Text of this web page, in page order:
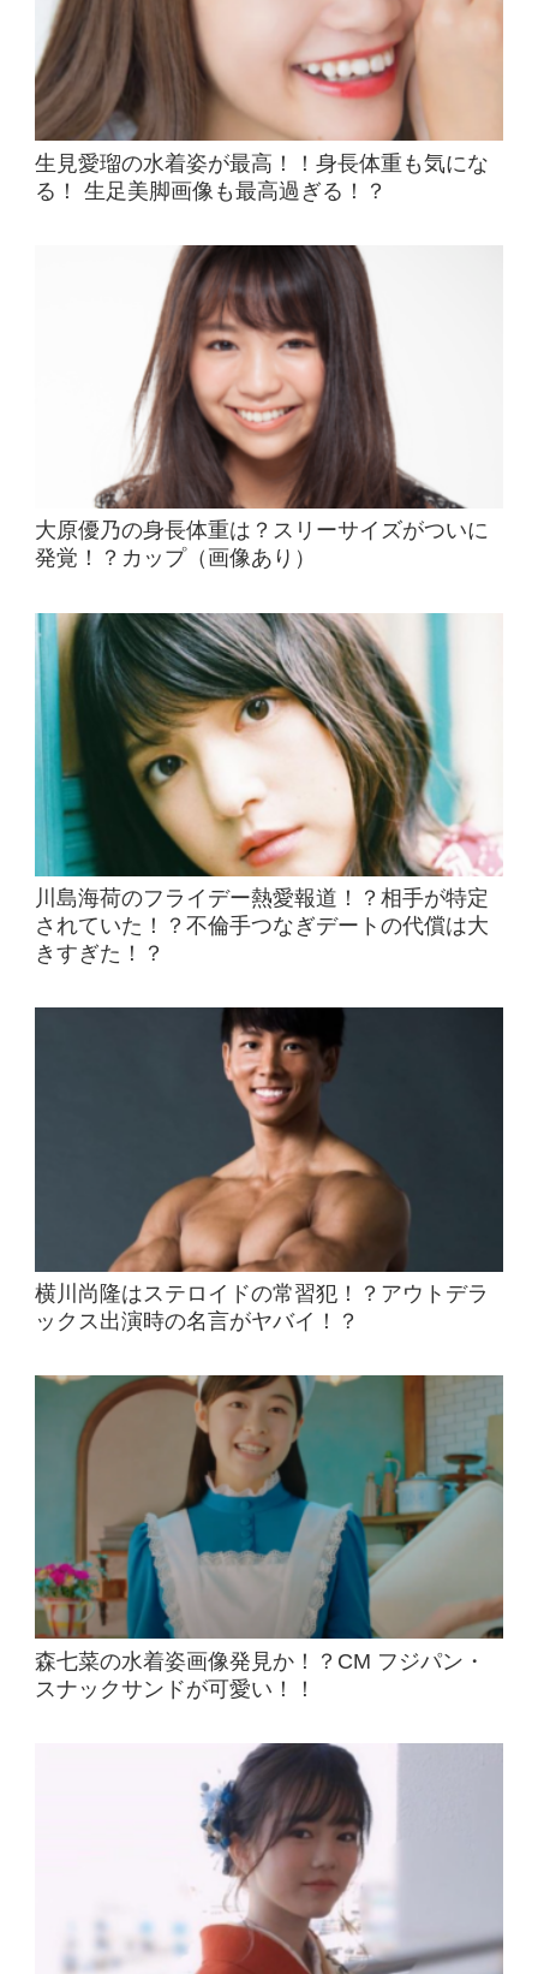
生見愛瑠の水着姿が最高！！身長体重も気にな
る！ 生足美脚画像も最高過ぎる！？
大原優乃の身長体重は？スリーサイズがついに
発覚！？カップ（画像あり）
川島海荷のフライデー熱愛報道！？相手が特定
されていた！？不倫手つなぎデートの代償は大
きすぎた！？
横川尚隆はステロイドの常習犯！？アウトデラ
ックス出演時の名言がヤバイ！？
森七菜の水着姿画像発見か！？CM フジパン・
スナックサンドが可愛い！！